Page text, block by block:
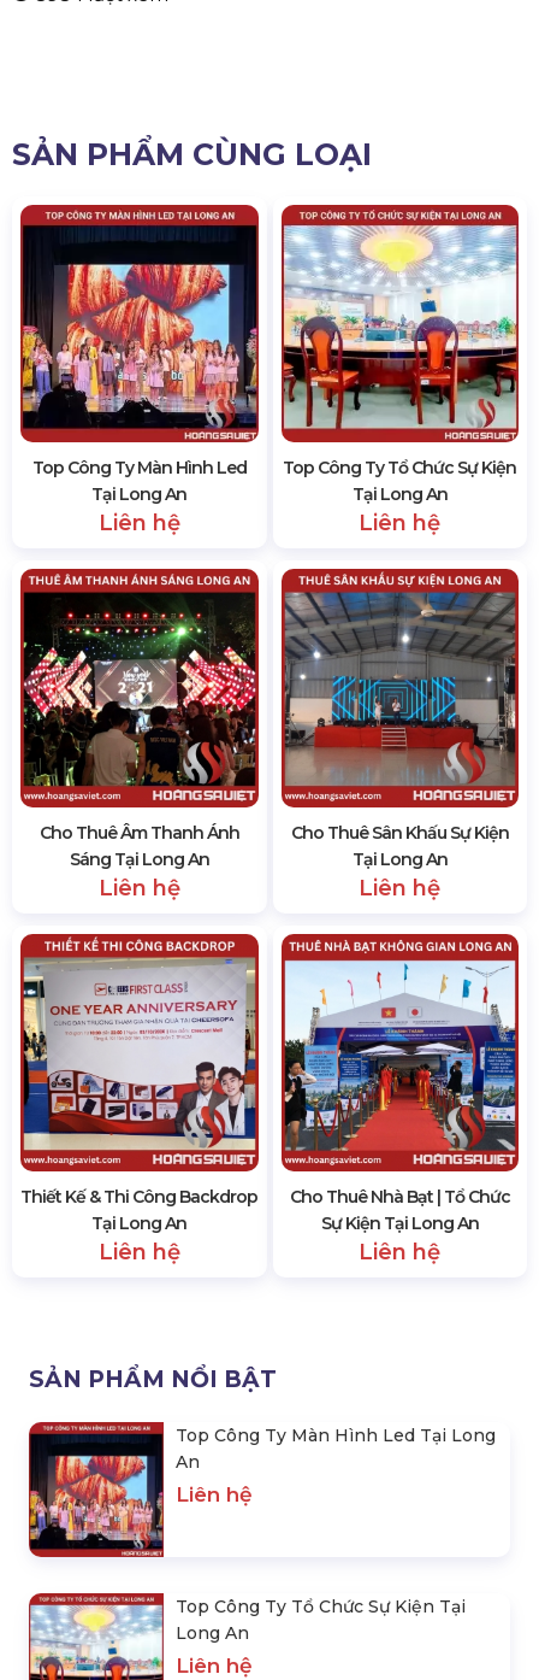
SẢN PHẨM CÙNG LOẠI
Top Công Ty Màn Hình Led
Tại Long An
Liên hệ
Top Công Ty Tổ Chức Sự Kiện
Tại Long An
Liên hệ
Cho Thuê Âm Thanh Ánh
Sáng Tại Long An
Liên hệ
Cho Thuê Sân Khấu Sự Kiện
Tại Long An
Liên hệ
Thiết Kế & Thi Công Backdrop
Tại Long An
Liên hệ
Cho Thuê Nhà Bạt | Tổ Chức
Sự Kiện Tại Long An
Liên hệ
SẢN PHẨM NỔI BẬT
Top Công Ty Màn Hình Led Tại Long
An
Liên hệ
Top Công Ty Tổ Chức Sự Kiện Tại
Long An
Liên hệ